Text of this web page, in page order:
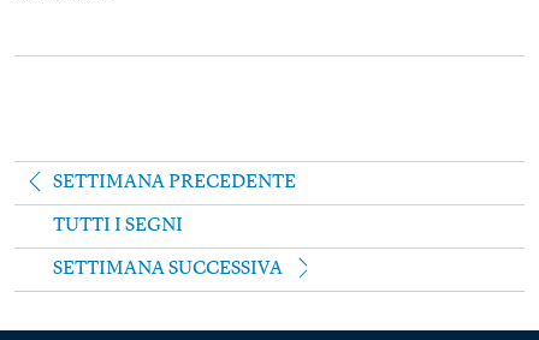
SETTIMANA PRECEDENTE
TUTTI I SEGNI
SETTIMANA SUCCESSIVA